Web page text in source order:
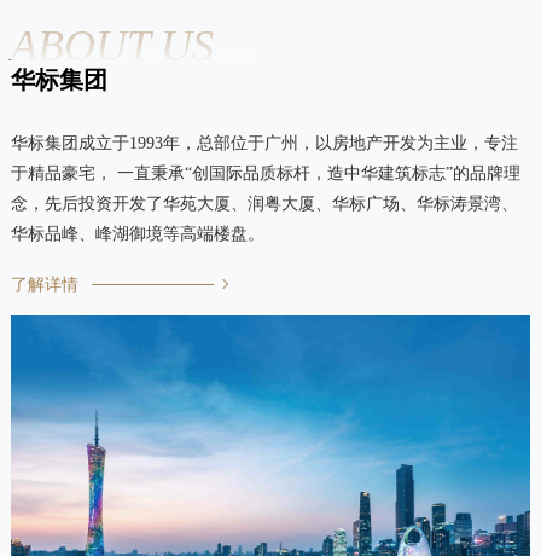
ABOUT US
华标集团
华标集团成立于1993年，总部位于广州，以房地产开发为主业，专注
于精品豪宅， 一直秉承“创国际品质标杆，造中华建筑标志”的品牌理
念，先后投资开发了华苑大厦、润粤大厦、华标广场、华标涛景湾、
华标品峰、峰湖御境等高端楼盘。
了解详情